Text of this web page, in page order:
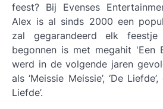
feest? Bij Evenses
Alex is al sinds 2000 een
zal gegarandeerd elk
begonnen is met megahit 'Een
werd in de volgende jaren
als ‘Meissie Meissie’, ‘De
Liefde’.